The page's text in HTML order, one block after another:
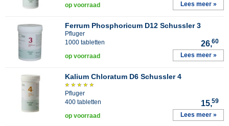
op voorraad Lees meer »
Ferrum Phosphoricum D12 Schussler 3
Pfluger
1000 tabletten
26,60
op voorraad Lees meer »
Kalium Chloratum D6 Schussler 4
Pfluger
400 tabletten
15,59
op voorraad Lees meer »